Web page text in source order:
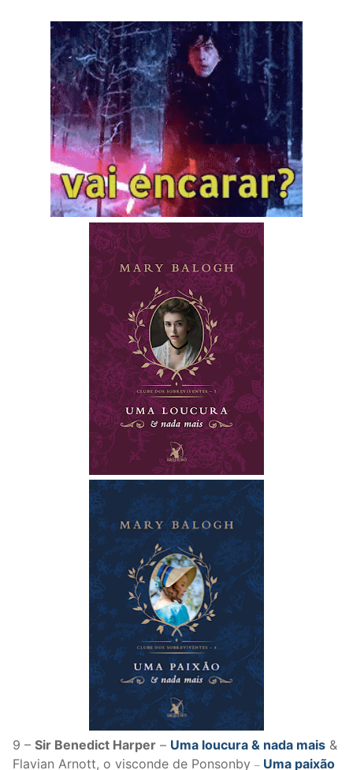
9 – Sir Benedict Harper – Uma loucura & nada mais &
Flavian Arnott, o visconde de Ponsonby – Uma paixão